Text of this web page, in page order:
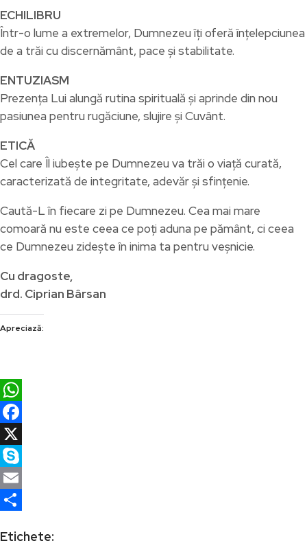
ECHILIBRU
Într-o lume a extremelor, Dumnezeu îți oferă înțelepciunea
de a trăi cu discernământ, pace și stabilitate.
ENTUZIASM
Prezența Lui alungă rutina spirituală și aprinde din nou
pasiunea pentru rugăciune, slujire și Cuvânt.
ETICĂ
Cel care Îl iubește pe Dumnezeu va trăi o viață curată,
caracterizată de integritate, adevăr și sfințenie.
Caută-L în fiecare zi pe Dumnezeu. Cea mai mare
comoară nu este ceea ce poți aduna pe pământ, ci ceea
ce Dumnezeu zidește în inima ta pentru veșnicie.
Cu dragoste,
drd. Ciprian Bârsan
Apreciază:
WhatsApp
Facebook
X
Skype
Email
Etichete: